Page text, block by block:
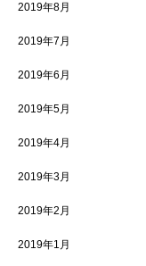
2019年8月
2019年7月
2019年6月
2019年5月
2019年4月
2019年3月
2019年2月
2019年1月